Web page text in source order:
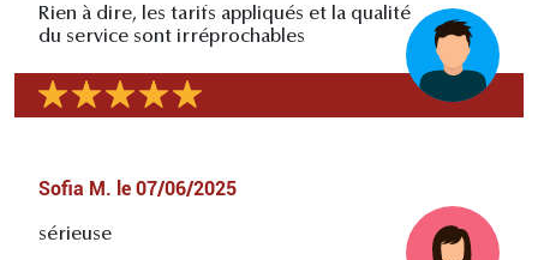
Rien à dire, les tarifs appliqués et la qualité
du service sont irréprochables
Sofia M. le 07/06/2025
sérieuse